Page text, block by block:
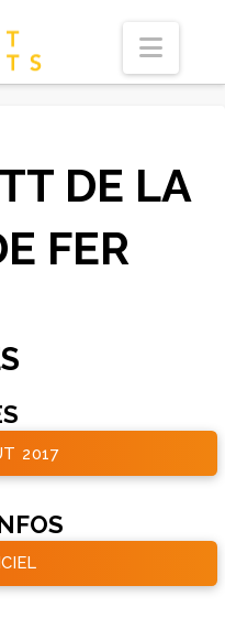
DE LA
FER
2017